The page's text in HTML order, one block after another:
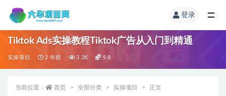
登录
Tiktok Ads实操教程Tiktok广告从入门到精通
实操项目 2 年前 3.3K 9.8
当前位置： 首页 全部分类 实操项目 正文